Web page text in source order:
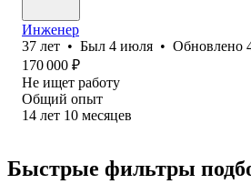
Инженер
37 лет • Был 4 июля • Обновлено
170 000 ₽
Не ищет работу
Общий опыт
14 лет 10 месяцев
Быстрые фильтры